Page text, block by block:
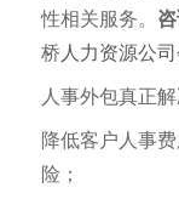
性相关服务。
桥 人力资源公司
人事外包真正解
降低客户人事
险；